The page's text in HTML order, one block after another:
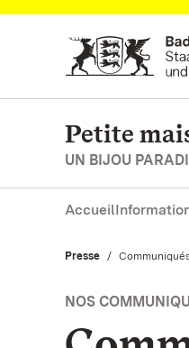
Vers la page d’accueil
Petite
UN BIJOU
Accueil
Presse Actuel:
NOS